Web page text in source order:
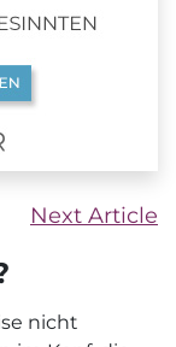
Next Article
nicht